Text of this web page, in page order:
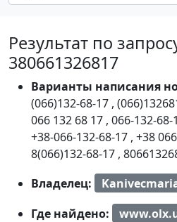
Результат по
380661326817
Варианты написания
(066)132-68-17 ,
066 132 68 17 , 066-132-68-
+38-066-132-68-17 , +38
8(066)132-68-17 ,
Владелец:
Где найдено: